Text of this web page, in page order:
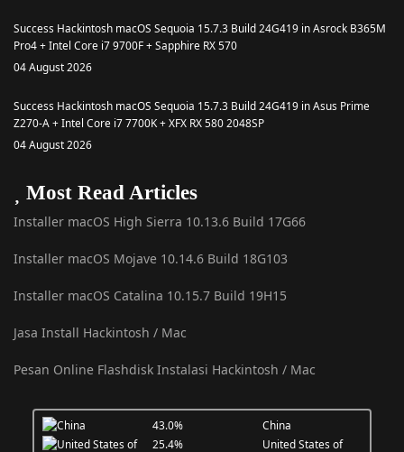
Success Hackintosh macOS Sequoia 15.7.3 Build 24G419 in Asrock B365M
Pro4 + Intel Core i7 9700F + Sapphire RX 570
04 August 2026
Success Hackintosh macOS Sequoia 15.7.3 Build 24G419 in Asus Prime
Z270-A + Intel Core i7 7700K + XFX RX 580 2048SP
04 August 2026
Most Read Articles
Installer macOS High Sierra 10.13.6 Build 17G66
Installer macOS Mojave 10.14.6 Build 18G103
Installer macOS Catalina 10.15.7 Build 19H15
Jasa Install Hackintosh / Mac
Pesan Online Flashdisk Instalasi Hackintosh / Mac
43.0%
China
25.4%
United States of